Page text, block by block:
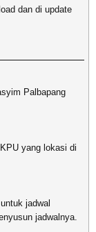
dan di update
Palbapang
yang lokasi di
jadwal
jadwalnya.